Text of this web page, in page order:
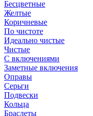
Бесцветные
Желтые
Коричневые
По чистоте
Идеально чистые
Чистые
С включениями
Заметные включения
Оправы
Серьги
Подвески
Кольца
Браслеты